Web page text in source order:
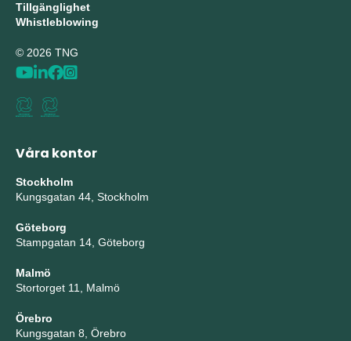
Tillgänglighet
Whistleblowing
© 2026 TNG
Våra kontor
Stockholm
Kungsgatan 44, Stockholm
Göteborg
Stampgatan 14, Göteborg
Malmö
Stortorget 11, Malmö
Örebro
Kungsgatan 8, Örebro